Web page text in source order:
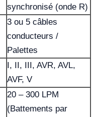
synchronisé (onde R)
3 ou 5 câbles
conducteurs /
Palettes
I, II, III, AVR, AVL,
AVF, V
20 – 300 LPM
(Battements par